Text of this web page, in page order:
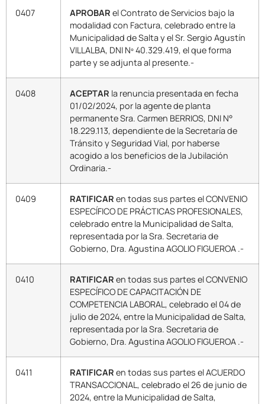
0407 APROBAR el Contrato de Servicios bajo la
modalidad con Factura, celebrado entre la
Municipalidad de Salta y el Sr. Sergio Agustín
VILLALBA, DNI Nº 40.329.419, el que forma
parte y se adjunta al presente.-
0408 ACEPTAR la renuncia presentada en fecha
01/02/2024, por la agente de planta
permanente Sra. Carmen BERRIOS, DNI N°
18.229.113, dependiente de la Secretaría de
Tránsito y Seguridad Vial, por haberse
acogido a los beneficios de la Jubilación
Ordinaria.-
0409 RATIFICAR en todas sus partes el CONVENIO
ESPECÍFICO DE PRÁCTICAS PROFESIONALES,
celebrado entre la Municipalidad de Salta,
representada por la Sra. Secretaria de
Gobierno, Dra. Agustina AGOLIO FIGUEROA .-
0410 RATIFICAR en todas sus partes el CONVENIO
ESPECÍFICO DE CAPACITACIÓN DE
COMPETENCIA LABORAL, celebrado el 04 de
julio de 2024, entre la Municipalidad de Salta,
representada por la Sra. Secretaria de
Gobierno, Dra. Agustina AGOLIO FIGUEROA .-
0411 RATIFICAR en todas sus partes el ACUERDO
TRANSACCIONAL, celebrado el 26 de junio de
2024, entre la Municipalidad de Salta,